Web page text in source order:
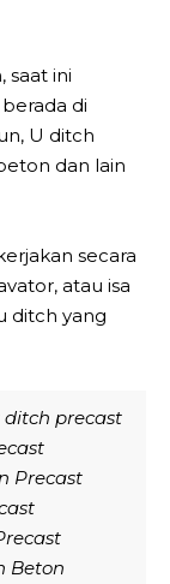
saat ini
di
U ditch
dan lain
secara
atau isa
ditch yang
ditch precast
Precast
Beton